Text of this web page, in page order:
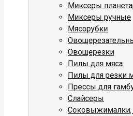
Миксеры
Миксеры ручные
Мясорубки
Овощерезки
Пилы для мяса
Пилы для резки
Прессы для
Слайсеры
Соковыжималки,